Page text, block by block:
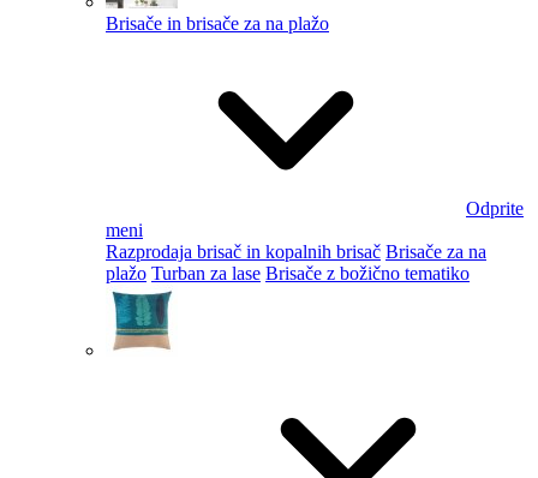
Brisače in brisače za na plažo
Odprite
meni
Razprodaja brisač in kopalnih brisač Brisače za na
plažo Turban za lase Brisače z božično tematiko